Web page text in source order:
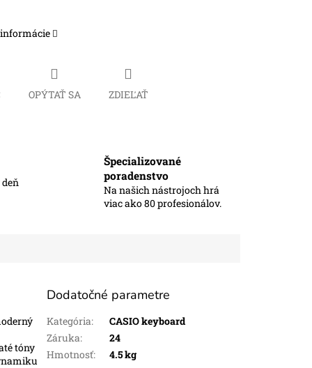
OPÝTAŤ SA ZDIEĽAŤ
Špecializované
poradenstvo
Na našich nástrojoch hrá
viac ako 80 profesionálov.
tóny
Dodatočné parametre
Kategória:
CASIO keyboard
Záruka:
24
Hmotnosť: 4.5 kg